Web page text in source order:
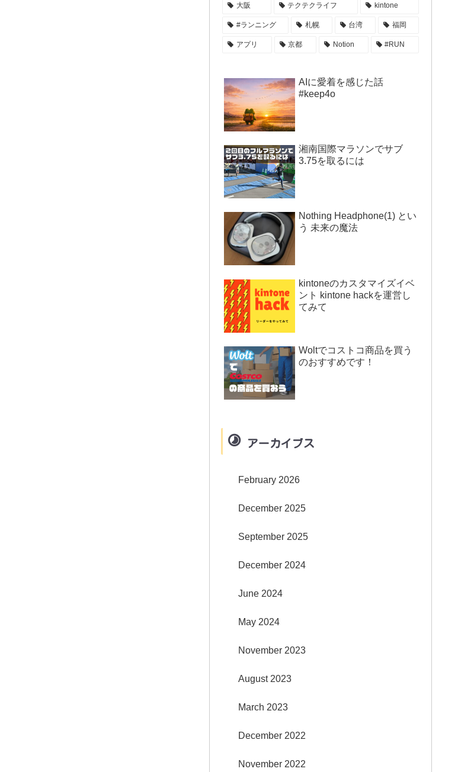
大阪 テクテクライフ kintone
#ランニング 札幌 台湾 福岡
アプリ 京都 Notion #RUN
AIに愛着を感じた話
#keep4o
湘南国際マラソンでサブ
3.75を取るには
Nothing Headphone(1) とい
う 未来の魔法
kintoneのカスタマイズイベ
ント kintone hackを運営し
てみて
Woltでコストコ商品を買う
のおすすめです！
アーカイブス
February 2026
December 2025
September 2025
December 2024
June 2024
May 2024
November 2023
August 2023
March 2023
December 2022
November 2022